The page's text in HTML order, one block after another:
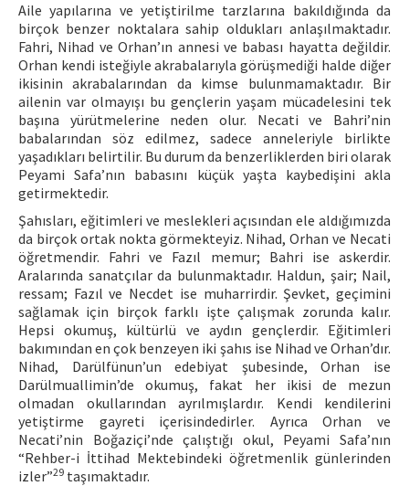
Aile yapılarına ve yetiştirilme tarzlarına bakıldığında da
birçok benzer noktalara sahip oldukları anlaşılmaktadır.
Fahri, Nihad ve Orhan’ın annesi ve babası hayatta değildir.
Orhan kendi isteğiyle akrabalarıyla görüşmediği halde diğer
ikisinin akrabalarından da kimse bulunmamaktadır. Bir
ailenin var olmayışı bu gençlerin yaşam mücadelesini tek
başına yürütmelerine neden olur. Necati ve Bahri’nin
babalarından söz edilmez, sadece anneleriyle birlikte
yaşadıkları belirtilir. Bu durum da benzerliklerden biri olarak
Peyami Safa’nın babasını küçük yaşta kaybedişini akla
getirmektedir.
Şahısları, eğitimleri ve meslekleri açısından ele aldığımızda
da birçok ortak nokta görmekteyiz. Nihad, Orhan ve Necati
öğretmendir. Fahri ve Fazıl memur; Bahri ise askerdir.
Aralarında sanatçılar da bulunmaktadır. Haldun, şair; Nail,
ressam; Fazıl ve Necdet ise muharrirdir. Şevket, geçimini
sağlamak için birçok farklı işte çalışmak zorunda kalır.
Hepsi okumuş, kültürlü ve aydın gençlerdir. Eğitimleri
bakımından en çok benzeyen iki şahıs ise Nihad ve Orhan’dır.
Nihad, Darülfünun’un edebiyat şubesinde, Orhan ise
Darülmuallimin’de okumuş, fakat her ikisi de mezun
olmadan okullarından ayrılmışlardır. Kendi kendilerini
yetiştirme gayreti içerisindedirler. Ayrıca Orhan ve
Necati’nin Boğaziçi’nde çalıştığı okul, Peyami Safa’nın
“Rehber-i İttihad Mektebindeki öğretmenlik günlerinden
izler”29 taşımaktadır.